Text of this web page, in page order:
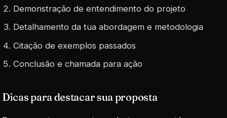
Demonstração de entendimento do projeto
Detalhamento da tua abordagem e metodologia
Citação de exemplos passados
Conclusão e chamada para ação
Dicas para destacar sua proposta